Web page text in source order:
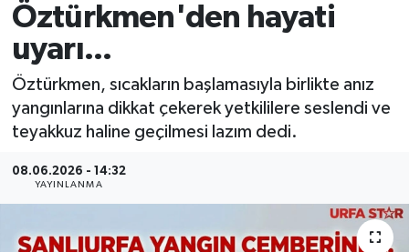
Öztürkmen'den hayati
uyarı...
Öztürkmen, sıcakların başlamasıyla birlikte anız
yangınlarına dikkat çekerek yetkililere seslendi ve
teyakkuz haline geçilmesi lazım dedi.
08.06.2026 - 14:32
YAYINLANMA
Gündem
Kültür
Magazin
Tüm Manşetler
Son Dakika Haberleri
Haber Arşivi